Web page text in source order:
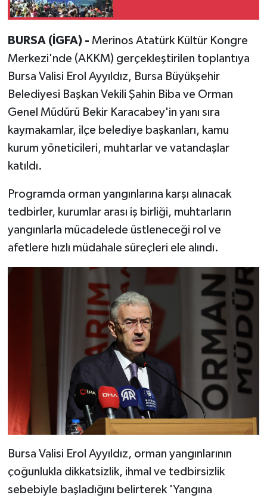
BURSA (İGFA) - Merinos Atatürk Kültür Kongre
Merkezi'nde (AKKM) gerçekleştirilen toplantıya
Bursa Valisi Erol Ayyıldız, Bursa Büyükşehir
Belediyesi Başkan Vekili Şahin Biba ve Orman
Genel Müdürü Bekir Karacabey'in yanı sıra
kaymakamlar, ilçe belediye başkanları, kamu
kurum yöneticileri, muhtarlar ve vatandaşlar
katıldı.
Programda orman yangınlarına karşı alınacak
tedbirler, kurumlar arası iş birliği, muhtarların
yangınlarla mücadelede üstleneceği rol ve
afetlere hızlı müdahale süreçleri ele alındı.
Bursa Valisi Erol Ayyıldız, orman yangınlarının
çoğunlukla dikkatsizlik, ihmal ve tedbirsizlik
sebebiyle başladığını belirterek 'Yangına